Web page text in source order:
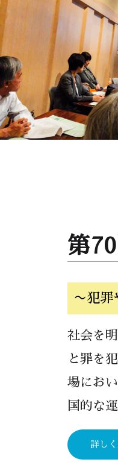
第
〜犯罪
社会を
と罪を
場にお
国的な
詳し